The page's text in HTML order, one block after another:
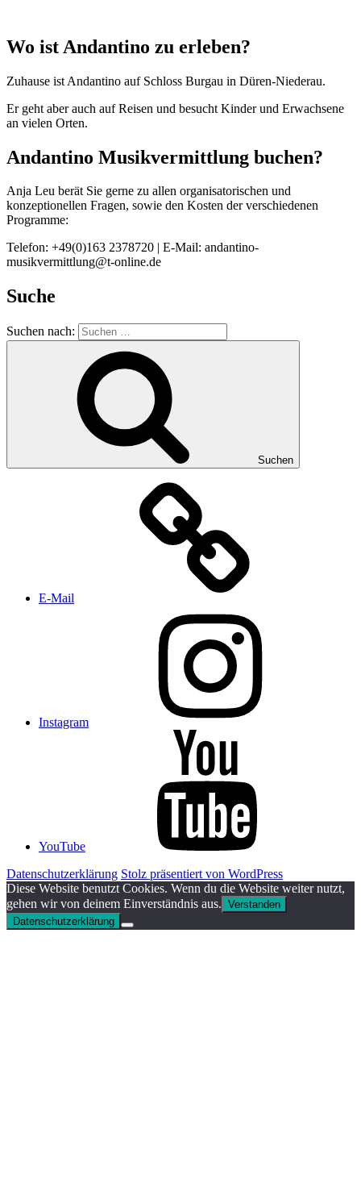
Wo ist Andantino zu erleben?
Zuhause ist Andantino auf Schloss Burgau in Düren-Niederau.
Er geht aber auch auf Reisen und besucht Kinder und Erwachsene
an vielen Orten.
Andantino Musikvermittlung buchen?
Anja Leu berät Sie gerne zu allen organisatorischen und
konzeptionellen Fragen, sowie den Kosten der verschiedenen
Programme:
Telefon: +49(0)163 2378720 | E-Mail: andantino-
musikvermittlung@t-online.de
Suche
Suchen nach:
Suchen
E-Mail
Instagram
YouTube
Datenschutzerklärung Stolz präsentiert von WordPress
Diese Website benutzt Cookies. Wenn du die Website weiter nutzt,
gehen wir von deinem Einverständnis aus. Verstanden
Datenschutzerklärung